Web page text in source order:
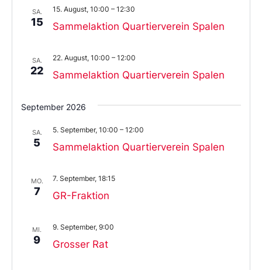
aus.
SA.
15 Sammelaktion Quartierverein Spalen
15. August, 10:00 – 12:30
SA.
22 Sammelaktion Quartierverein Spalen
22. August, 10:00 – 12:00
September 2026
SA.
5 Sammelaktion Quartierverein Spalen
5. September, 10:00 – 12:00
MO.
7 GR-Fraktion
7. September, 18:15
MI.
9 Grosser Rat
9. September, 9:00